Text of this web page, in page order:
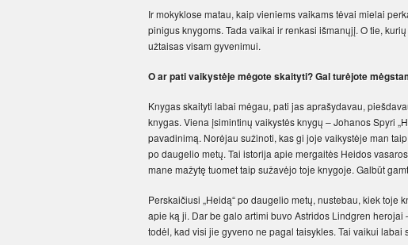
Ir mokyklose matau, kaip vieniems vaikams tėvai mielai
pinigus knygoms. Tada vaikai ir renkasi išmanųjį. O tie,
užtaisas visam gyvenimui.
O ar pati vaikystėje mėgote skaityti? Gal turėjote
Knygas skaityti labai mėgau, pati jas aprašydavau,
knygas. Viena įsimintinų vaikystės knygų – Johanos Spyri
pavadinimą. Norėjau sužinoti, kas gi joje vaikystėje man
po daugelio metų. Tai istorija apie mergaitės Heidos
mane mažytę tuomet taip sužavėjo toje knygoje. Galbūt
Perskaičiusi „Heidą“ po daugelio metų, nustebau, kiek
apie ką ji. Dar be galo artimi buvo Astridos Lindgren
todėl, kad visi jie gyveno ne pagal taisykles. Tai vaikui